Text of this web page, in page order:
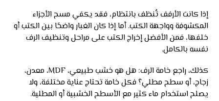
إذا كانت الأرفف تُنظف بانتظام، فقد يكفي مسح الأجزاء
المكشوفة وواجهة الكتب. أما إذا كان الغبار واضحًا بين الكتب أو
خلفها، فمن الأفضل إخراج الكتب على مراحل وتنظيف الرف
نفسه بالكامل.
كذلك، راجع خامة الرف: هل هو خشب طبيعي، MDF، معدن،
زجاج، أو سطح مطلي؟ فكل خامة تحتاج عناية مختلفة، ولا
يصلح استخدام ماء كثير مع الأسطح الخشبية أو المطلية.